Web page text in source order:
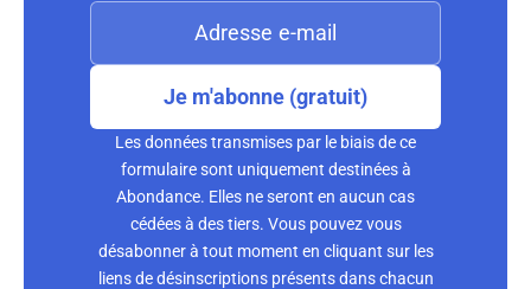
Je m'abonne (gratuit)
Les données transmises par le biais de ce
formulaire sont uniquement destinées à
Abondance. Elles ne seront en aucun cas
cédées à des tiers. Vous pouvez vous
désabonner à tout moment en cliquant sur les
liens de désinscriptions présents dans chacun